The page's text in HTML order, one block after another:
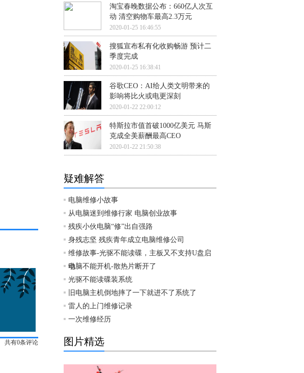
共有0条评论
淘宝春晚数据公布：660亿人次互
动 清空购物车最高2.3万元
2020-01-25 16:46:55
搜狐宣布私有化收购畅游 预计二
季度完成
2020-01-25 16:38:41
谷歌CEO：AI给人类文明带来的
影响将比火或电更深刻
2020-01-22 22:00:12
特斯拉市值首破1000亿美元 马斯
克成全美薪酬最高CEO
2020-01-22 21:50:38
疑难解答
电脑维修小故事
从电脑迷到维修行家 电脑创业故事
残疾小伙电脑“修”出自强路
身残志坚 残疾青年成立电脑维修公司
维修故事-光驱不能读碟，主板又不支持U盘启
动
电脑不能开机-散热片断开了
光驱不能读碟装系统
旧电脑主机倒地摔了一下就进不了系统了
雷人的上门维修记录
一次维修经历
图片精选